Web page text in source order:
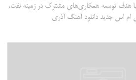
هدف توسعه همکاری‌های مشترک در زمینه نفت،
اس جدید دانلود آهنگ آذری